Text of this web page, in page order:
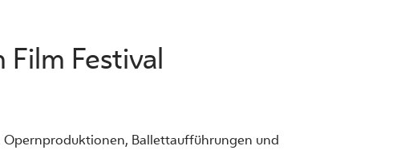
Festival
Opernproduktionen, Ballettaufführungen und